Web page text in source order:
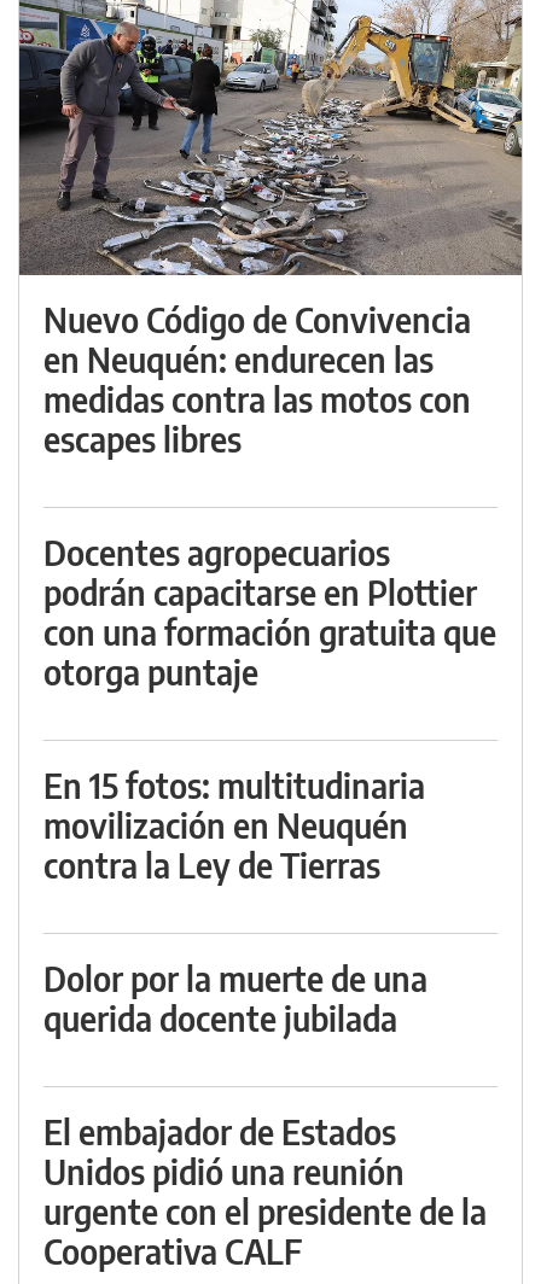
Nuevo Código de Convivencia
en Neuquén: endurecen las
medidas contra las motos con
escapes libres
Docentes agropecuarios
podrán capacitarse en Plottier
con una formación gratuita que
otorga puntaje
En 15 fotos: multitudinaria
movilización en Neuquén
contra la Ley de Tierras
Dolor por la muerte de una
querida docente jubilada
El embajador de Estados
Unidos pidió una reunión
urgente con el presidente de la
Cooperativa CALF